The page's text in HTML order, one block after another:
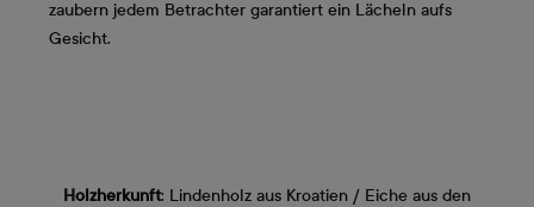
zaubern jedem Betrachter garantiert ein Lächeln aufs
Gesicht.
Holzherkunft: Lindenholz aus Kroatien / Eiche aus den